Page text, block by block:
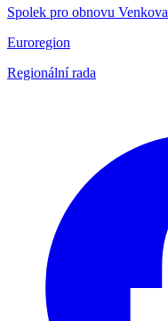
Spolek pro obnovu Venkova
Euroregion
Regionální rada